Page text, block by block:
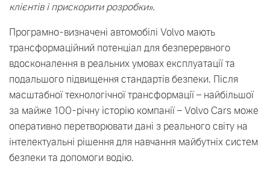
клієнтів і прискорити розробки».
Програмно-визначені автомобілі Volvo мають
трансформаційний потенціал для безперервного
вдосконалення в реальних умовах експлуатації та
подальшого підвищення стандартів безпеки. Після
масштабної технологічної трансформації – найбільшої
за майже 100-річну історію компанії – Volvo Cars може
оперативно перетворювати дані з реального світу на
інтелектуальні рішення для навчання майбутніх систем
безпеки та допомоги водію.